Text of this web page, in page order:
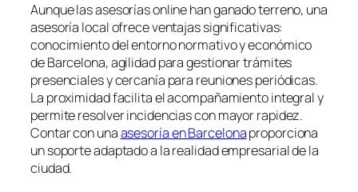
Aunque las asesorías online han ganado terreno, una
asesoría local ofrece ventajas significativas:
conocimiento del entorno normativo y económico
de Barcelona, agilidad para gestionar trámites
presenciales y cercanía para reuniones periódicas.
La proximidad facilita el acompañamiento integral y
permite resolver incidencias con mayor rapidez.
Contar con unaasesoría en Barcelonaproporciona
un soporte adaptado a la realidad empresarial de la
ciudad.